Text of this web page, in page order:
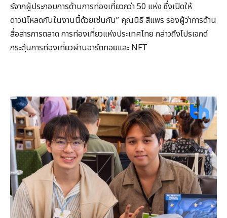
ร์จากผู้ประกอบการด้านการท่องเที่ยวกว่า 50 แห่ง ซึ่งเปิดให้
ดาวน์โหลดกันในงานนี้ด้วยเช่นกัน” คุณนิธี สีแพร รองผู้ว่าการด้าน
สื่อสารการตลาด การท่องเที่ยวแห่งประเทศไทย กล่าวถึงโปรเจกต์
กระตุ้นการท่องเที่ยวผ่านอาร์ตทอยและ NFT